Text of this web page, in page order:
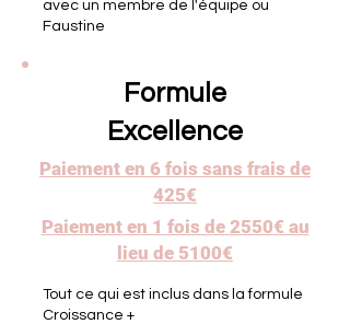
avec un membre de l'équipe ou
Faustine
Formule
Excellence
Paiement en 6 fois sans frais de
425€
Paiement en 1 fois de 2550€ au
lieu de 5100€
Tout ce qui est inclus dans la formule
Croissance +